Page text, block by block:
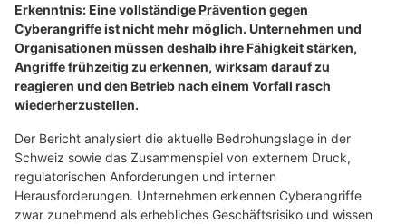
Erkenntnis: Eine vollständige Prävention gegen
Cyberangriffe ist nicht mehr möglich. Unternehmen und
Organisationen müssen deshalb ihre Fähigkeit stärken,
Angriffe frühzeitig zu erkennen, wirksam darauf zu
reagieren und den Betrieb nach einem Vorfall rasch
wiederherzustellen.
Der Bericht analysiert die aktuelle Bedrohungslage in der
Schweiz sowie das Zusammenspiel von externem Druck,
regulatorischen Anforderungen und internen
Herausforderungen. Unternehmen erkennen Cyberangriffe
zwar zunehmend als erhebliches Geschäftsrisiko und wissen